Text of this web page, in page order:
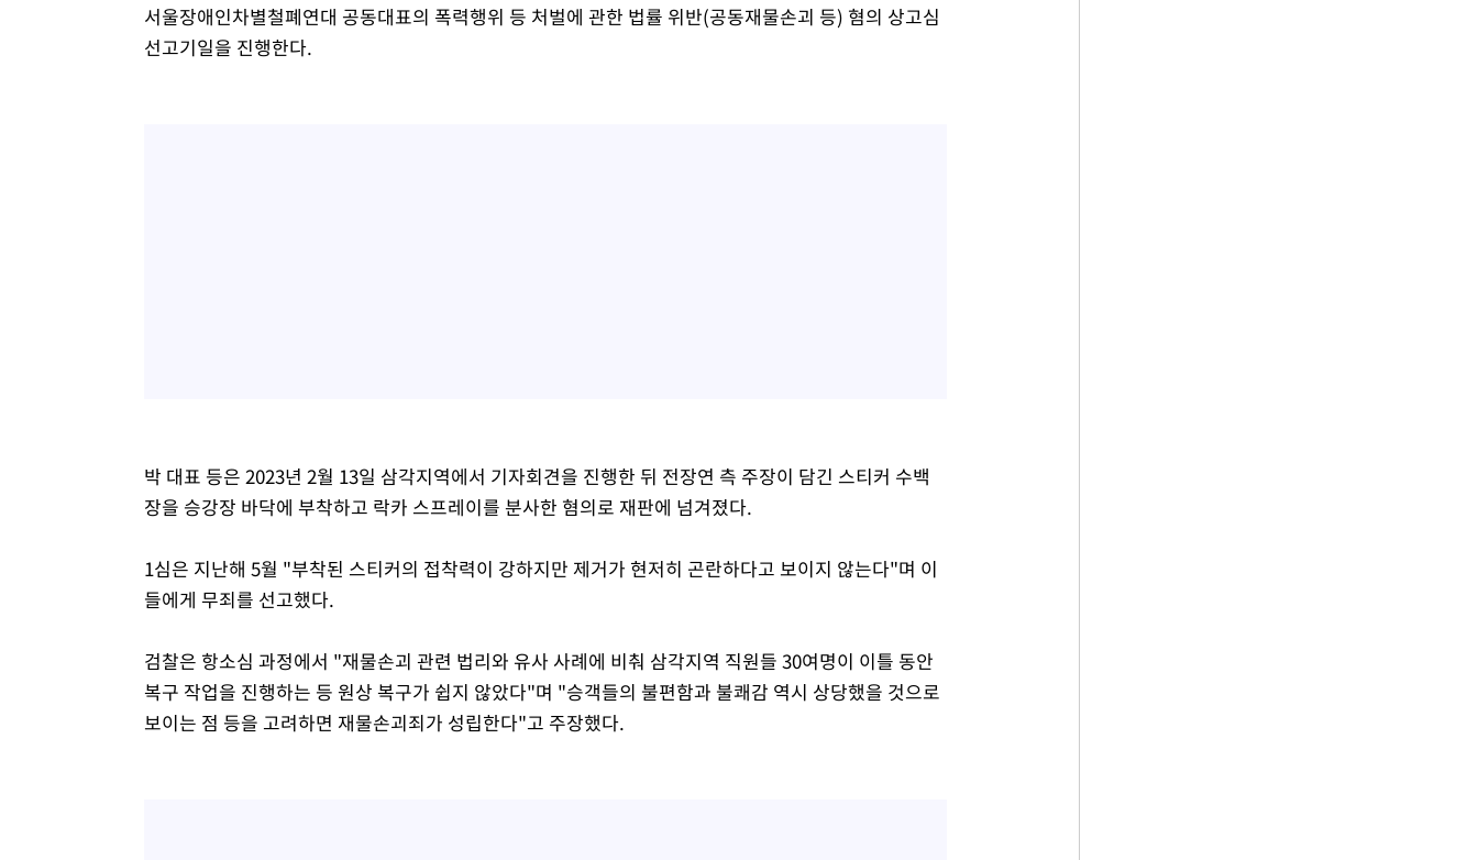
서울장애인차별철폐연대 공동대표의 폭력행위 등 처벌에 관한 법률 위반(공동재물손괴 등) 혐의 상고심
선고기일을 진행한다.
박 대표 등은 2023년 2월 13일 삼각지역에서 기자회견을 진행한 뒤 전장연 측 주장이 담긴 스티커 수백
장을 승강장 바닥에 부착하고 락카 스프레이를 분사한 혐의로 재판에 넘겨졌다.
1심은 지난해 5월 "부착된 스티커의 접착력이 강하지만 제거가 현저히 곤란하다고 보이지 않는다"며 이
들에게 무죄를 선고했다.
검찰은 항소심 과정에서 "재물손괴 관련 법리와 유사 사례에 비춰 삼각지역 직원들 30여명이 이틀 동안
복구 작업을 진행하는 등 원상 복구가 쉽지 않았다"며 "승객들의 불편함과 불쾌감 역시 상당했을 것으로
보이는 점 등을 고려하면 재물손괴죄가 성립한다"고 주장했다.